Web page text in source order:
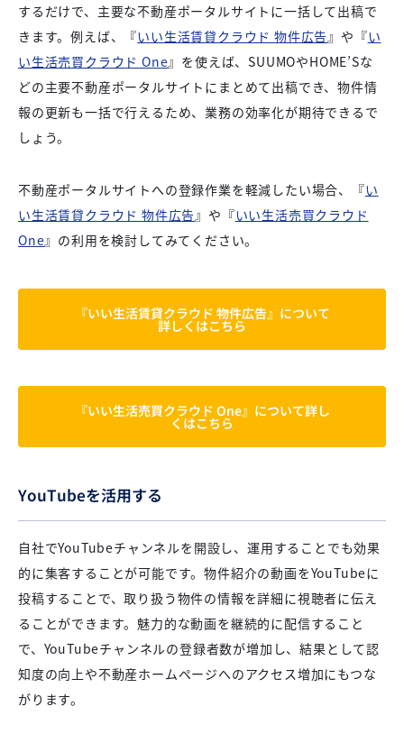
するだけで、主要な不動産ポータルサイトに一括して出稿で
きます。例えば、『いい生活賃貸クラウド 物件広告 』や『い
い生活売買クラウド One』を使えば、SUUMOやHOME’Sな
どの主要不動産ポータルサイトにまとめて出稿でき、物件情
報の更新も一括で行えるため、業務の効率化が期待できるで
しょう。
不動産ポータルサイトへの登録作業を軽減したい場合、『い
い生活賃貸クラウド 物件広告 』や『いい生活売買クラウド
One』の利用を検討してみてください。
『いい生活賃貸クラウド 物件広告』について
詳しくはこちら
『いい生活売買クラウド One』について詳し
くはこちら
YouTubeを活用する
自社でYouTubeチャンネルを開設し、運用することでも効果
的に集客することが可能です。物件紹介の動画をYouTubeに
投稿することで、取り扱う物件の情報を詳細に視聴者に伝え
ることができます。魅力的な動画を継続的に配信すること
で、YouTubeチャンネルの登録者数が増加し、結果として認
知度の向上や不動産ホームページへのアクセス増加にもつな
がります。